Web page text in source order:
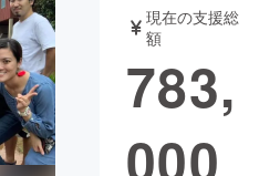
音楽
ジェット ゲーム・サ
現在の支援総
額
783,
000